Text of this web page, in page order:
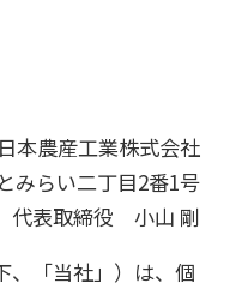
日本農産工業株式会社
みらい二丁目2番1号
代表取締役 小山 剛
、「当社」）は、個